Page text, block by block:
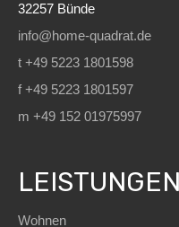
32257 Bünde
info@home-quadrat.de
t +49 5223 1801598
f +49 5223 1801597
m +49 152 01975997
LEISTUNGEN
Wohnen